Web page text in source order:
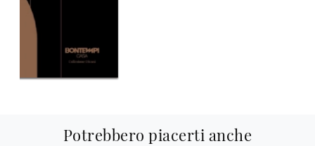
Potrebbero piacerti anche